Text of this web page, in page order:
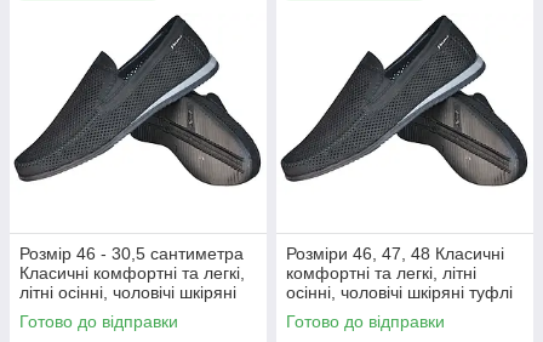
Розмір 46 - 30,5 сантиметра
Класичні комфортні та легкі,
літні осінні, чоловічі шкіряні
туфлі Maxus, чорні, на
підошві з піни
Готово до відправки
Розміри 46, 47, 48 Класичні
комфортні та легкі, літні
осінні, чоловічі шкіряні туфлі
Maxus, чорні, на підошві з
піни
Готово до відправки